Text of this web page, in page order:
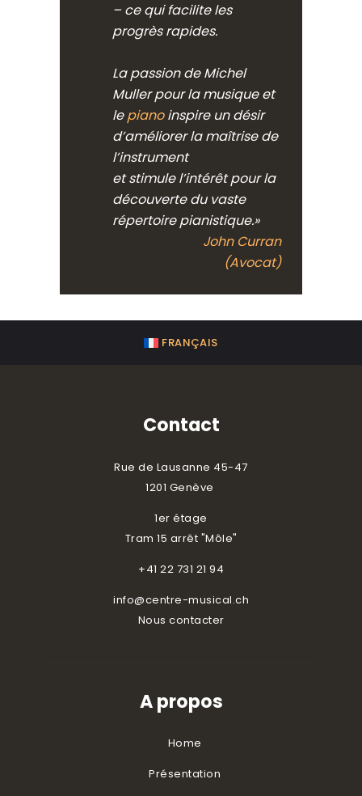
– ce qui facilite les
progrès rapides.
La passion de Michel
Muller pour la musique et
lepianoinspire un désir
d’améliorer la maîtrise de
l’instrument
et stimule l’intérêt pour la
découverte du vaste
répertoire pianistique.»
John Curran
(Avocat)
FRANÇAIS
Contact
Rue de Lausanne 45-47
1201 Genève
1er étage
Tram 15 arrêt "Môle"
+41 22 731 21 94
info@centre-musical.ch
Nous contacter
A propos
Home
Présentation